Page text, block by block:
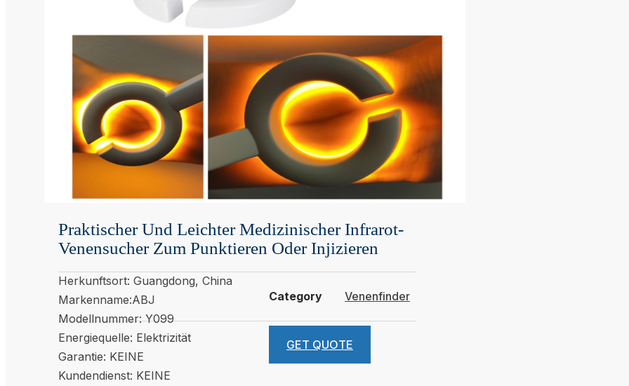
Praktischer Und Leichter Medizinischer Infrarot-
Venensucher Zum Punktieren Oder Injizieren
Herkunftsort: Guangdong, China
Markenname:ABJ
Modellnummer: Y099
Energiequelle: Elektrizität
Garantie: KEINE
Kundendienst: KEINE
Category Venenfinder
GET QUOTE